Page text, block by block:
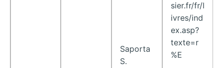
Saporta
S.
sier.fr/fr/l
ivres/ind
ex.asp?
texte=r
%E